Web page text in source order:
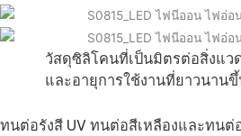
วัสดุซิลิโคนที่เป็นมิตรต่อสิ่งแว
และอายุการใช้งานที่ยาวนาน
ทนต่อรังสี UV ทนต่อสีเหลืองและทน